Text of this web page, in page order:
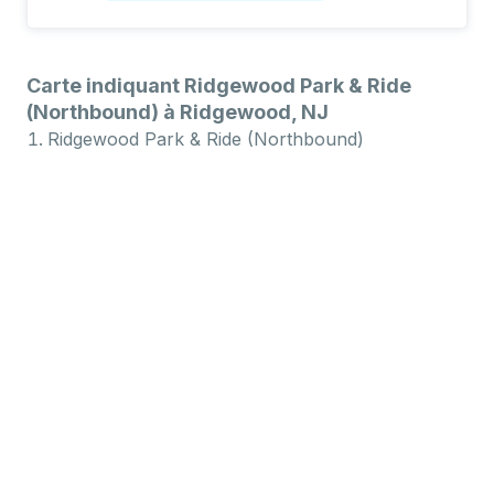
Carte indiquant Ridgewood Park & Ride
(Northbound) à Ridgewood, NJ
Ridgewood Park & Ride (Northbound)